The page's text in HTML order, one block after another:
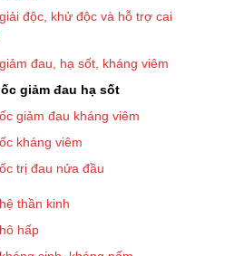
độc, khử độc và hỗ trợ cai
đau, hạ sốt, kháng viêm
giảm đau hạ sốt
giảm đau kháng viêm
kháng viêm
trị đau nửa đầu
thần kinh
hấp